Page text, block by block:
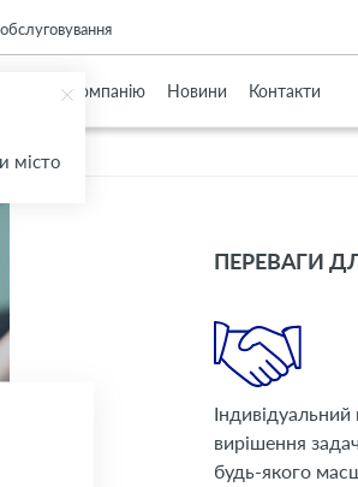
місто
Про Компанію Новини Контакти
ПЕРЕВАГИ
Індивідуальний
вирішення
будь-якого
critical browser update